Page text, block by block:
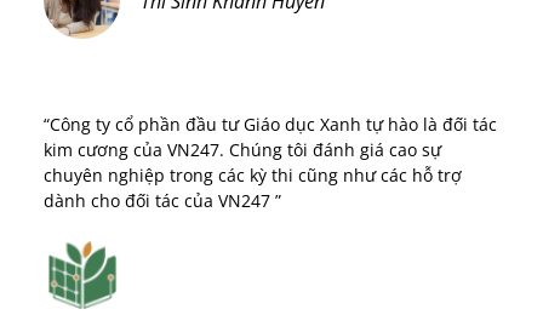
“Công ty cổ phần đầu tư Giáo dục Xanh tự hào là đối tác
kim cương của VN247. Chúng tôi đánh giá cao sự
chuyên nghiệp trong các kỳ thi cũng như các hỗ trợ
dành cho đối tác của VN247 ”